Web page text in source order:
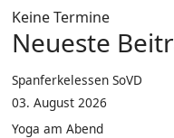
Keine Termine
Neueste
Spanferkelessen SoVD
03. August 2026
Yoga am Abend